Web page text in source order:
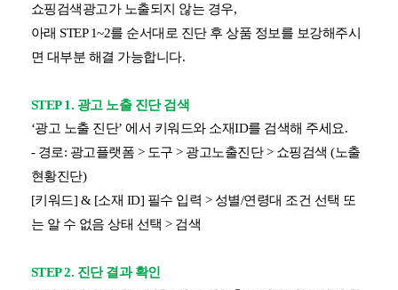
쇼핑검색광고가 노출되지 않는 경우,
아래 STEP 1~2를 순서대로 진단 후 상품 정보를 보강해주시
면 대부분 해결 가능합니다.
STEP 1. 광고 노출 진단 검색
‘광고 노출 진단’ 에서 키워드와 소재ID를 검색해 주세요.
- 경로: 광고플랫폼 > 도구 > 광고노출진단 > 쇼핑검색 (노출
현황진단)
[키워드] & [소재 ID] 필수 입력 > 성별/연령대 조건 선택 또
는 알 수 없음 상태 선택 > 검색
STEP 2. 진단 결과 확인